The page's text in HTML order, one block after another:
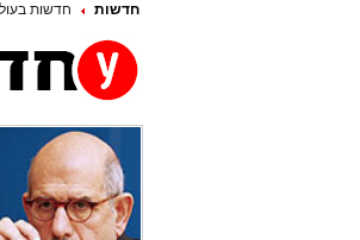
חדשות חדשות